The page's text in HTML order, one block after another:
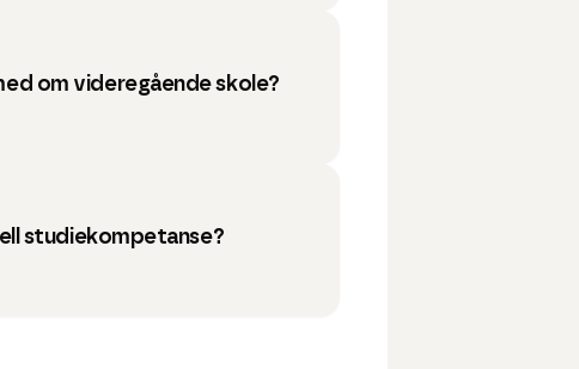
om videregående skole?
studiekompetanse?